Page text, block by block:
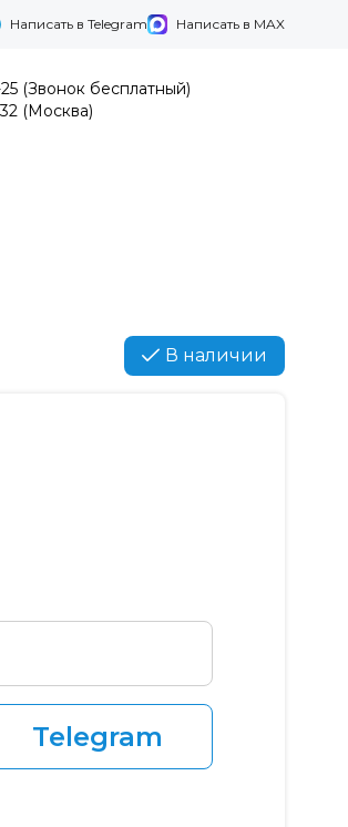
Написать в Telegram Написать в MAX
(Звонок бесплатный)
(Москва)
В наличии
Telegram